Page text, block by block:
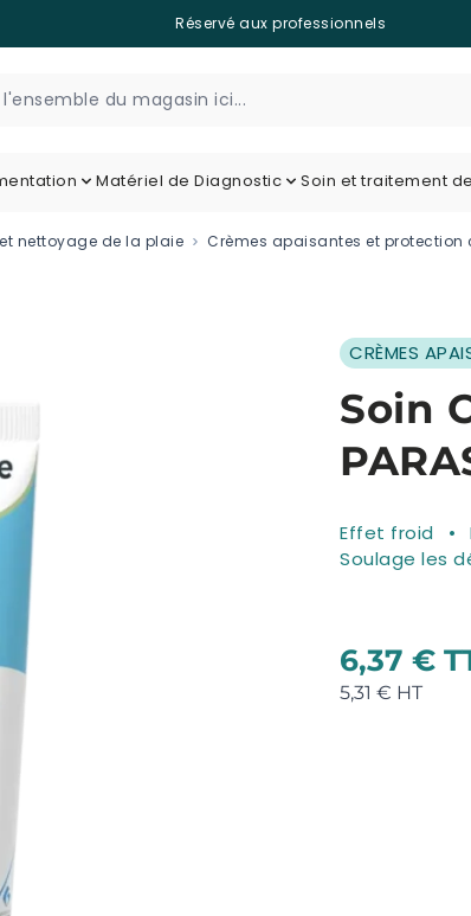
Réservé aux professionnels
Matériel de Diagnostic Soin et traitement
nettoyage de la plaie Crèmes apaisantes et protection
CRÈMES
Soin
Effet froid
Soulage les
6,37 €
5,31 €